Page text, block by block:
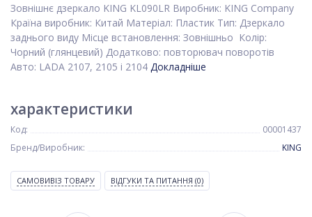
Зовнішнє дзеркало KING KL090LR Виробник: KING Company
Країна виробник: Китай Матеріал: Пластик Тип: Дзеркало
заднього виду Місце встановлення: Зовнішньо Колір:
Чорний (глянцевий) Додатково: повторювач поворотів
Авто: LADA 2107, 2105 і 2104 Докладніше
характеристики
Код:
00001437
Бренд/Виробник:
KING
САМОВИВІЗ ТОВАРУ ВІДГУКИ ТА ПИТАННЯ (0)